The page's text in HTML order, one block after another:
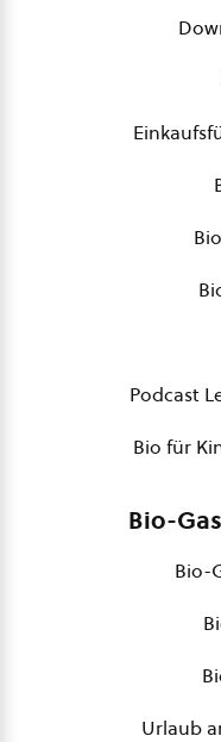
Podcast
Bio für
Bio-
Bio-
Urlaub